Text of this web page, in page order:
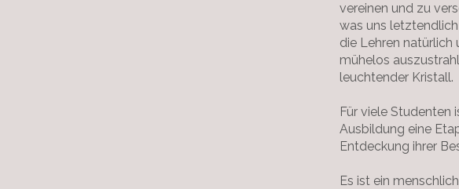
vereinen und zu
was uns
die Lehren natürlich
mühelos
leuchtender Kristall.
Für viele Studenten
Ausbildung eine
Entdeckung ihrer
Es ist ein